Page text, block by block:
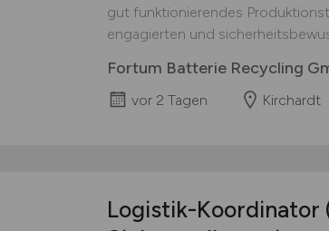
gut funktionierendes
engagierten und
Fortum Batterie Recycling
vor 2 Tagen Kirchardt
Logistik-Koordinator